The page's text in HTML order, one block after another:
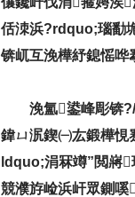
佸洓浜?rdquo;瑙勫
锛屼互浼樺紓鎴愮
浼氳鍙峰彫锛
鍏ㄩ泦鍥㈠厷鍛樺悓
ldquo;涓冧竴”閲嶈
競濮斿崄浜屽眾鍘